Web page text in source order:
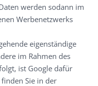
werden sodann im
Werbenetzwerks
eigenständige
im Rahmen des
ist Google dafür
Sie in der